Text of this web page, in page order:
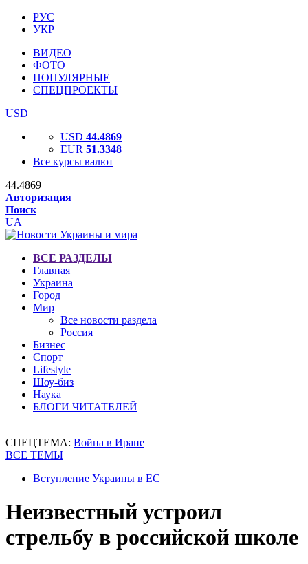
РУС
УКР
ВИДЕО
ФОТО
ПОПУЛЯРНЫЕ
СПЕЦПРОЕКТЫ
USD
USD 44.4869
EUR 51.3348
Все курсы валют
44.4869
Авторизация
Поиск
UA
ВСЕ РАЗДЕЛЫ
Главная
Украина
Город
Мир
Все новости раздела
Россия
Бизнес
Спорт
Lifestyle
Шоу-биз
Наука
БЛОГИ ЧИТАТЕЛЕЙ
СПЕЦТЕМА: Война в Иране
ВСЕ ТЕМЫ
Вступление Украины в ЕС
Неизвестный устроил
стрельбу в российской школе